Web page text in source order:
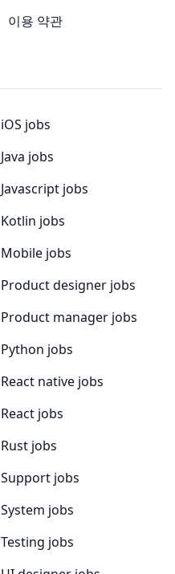
이용 약관
iOS jobs
Java jobs
Javascript jobs
Kotlin jobs
Mobile jobs
Product designer jobs
Product manager jobs
Python jobs
React native jobs
React jobs
Rust jobs
Support jobs
System jobs
Testing jobs